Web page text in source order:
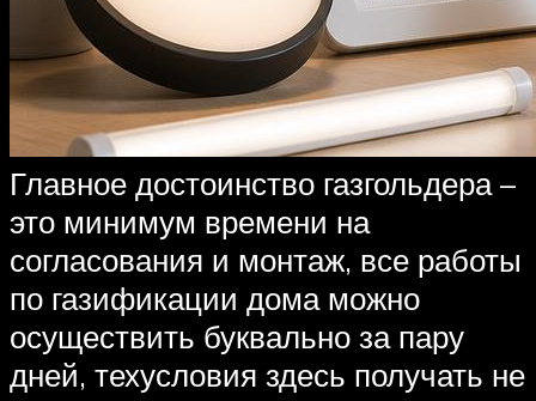
Главное достоинство газгольдера –
это минимум времени на
согласования и монтаж, все работы
по газификации дома можно
осуществить буквально за пару
дней, техусловия здесь получать не